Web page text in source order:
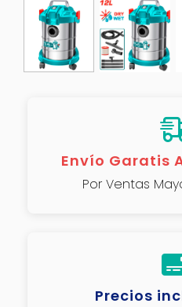
Envío Garatis
Por Ventas
Precios